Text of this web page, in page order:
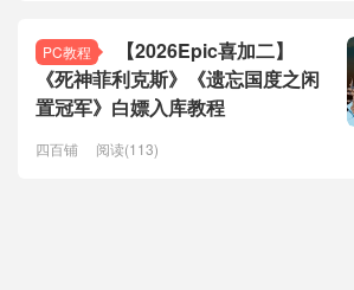
PC教程
【2026Epic喜加二】
《死神菲利克斯》《遗忘国度之闲
置冠军》白嫖入库教程
四百铺 阅读(113)